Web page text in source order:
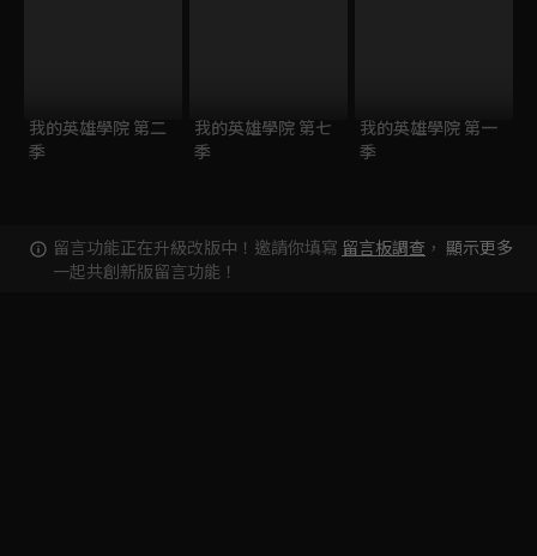
我的英雄學院 第二
季
我的英雄學院 第七
季
我的英雄學院 第一
季
留言功能正在升級改版中！邀請你填寫 留言板調查 ，
一起共創新版留言功能！
顯示更多